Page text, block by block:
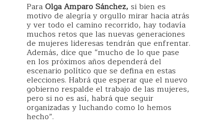
ParaOlga Amparo Sánchez, si bien es
motivo de alegría y orgullo mirar hacia atrás
y ver todo el camino recorrido, hay todavía
muchos retos que las nuevas generaciones
de mujeres lideresas tendrán que enfrentar.
Además, dice que “mucho de lo que pase
en los próximos años dependerá del
escenario político que se defina en estas
elecciones. Habrá que esperar que el nuevo
gobierno respalde el trabajo de las mujeres,
pero si no es así, habrá que seguir
organizadas y luchando como lo hemos
hecho”.